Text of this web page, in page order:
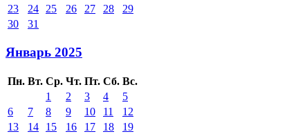
23
24 25 26 27 28
29
30
31
Январь 2025
Пн. Вт. Ср. Чт. Пт. Сб. Вс.
1
2 3 4
5
6
7 8 9 10 11
12
13
14 15 16 17 18
19